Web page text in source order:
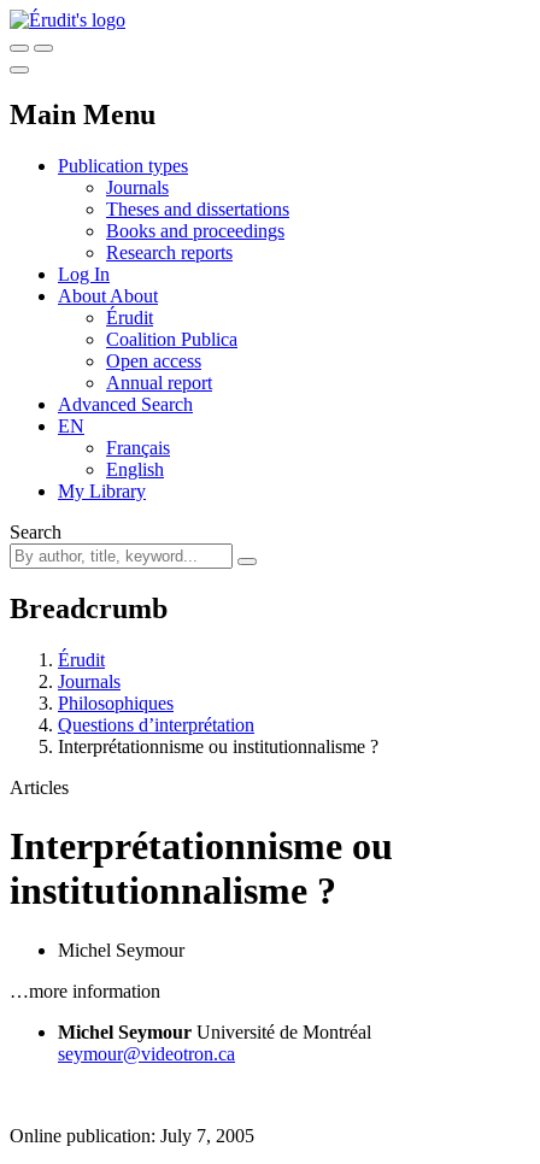
Main Menu
Publication types
Journals
Theses and dissertations
Books and proceedings
Research reports
Log In
About About
Érudit
Coalition Publica
Open access
Annual report
Advanced Search
EN
Français
English
My Library
Search
Breadcrumb
Érudit
Journals
Philosophiques
Questions d’interprétation
Interprétationnisme ou institutionnalisme ?
Articles
Interprétationnisme ou
institutionnalisme ?
Michel Seymour
…more information
Michel Seymour Université de Montréal
seymour@videotron.ca
Online publication: July 7, 2005